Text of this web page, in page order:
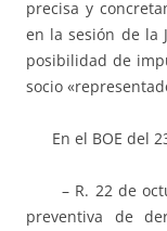
precisa y
en la sesión de la
posibilidad de
socio
En el BOE del
– R. 22 de
preventiva de